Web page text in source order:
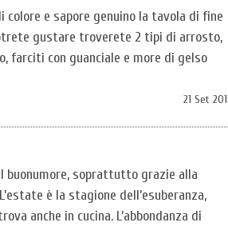
colore e sapore genuino la tavola di fine
gustare troverete 2 tipi di arrosto,
farciti con guanciale e more di gelso
21 Set
buonumore, soprattutto grazie alla
è la stagione dell’esuberanza,
anche in cucina. L’abbondanza di